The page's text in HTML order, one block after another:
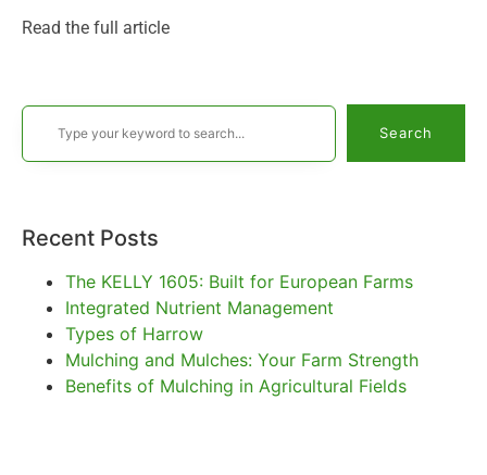
Read the full article
Search
Recent Posts
The KELLY 1605: Built for European Farms
Integrated Nutrient Management
Types of Harrow
Mulching and Mulches: Your Farm Strength
Benefits of Mulching in Agricultural Fields